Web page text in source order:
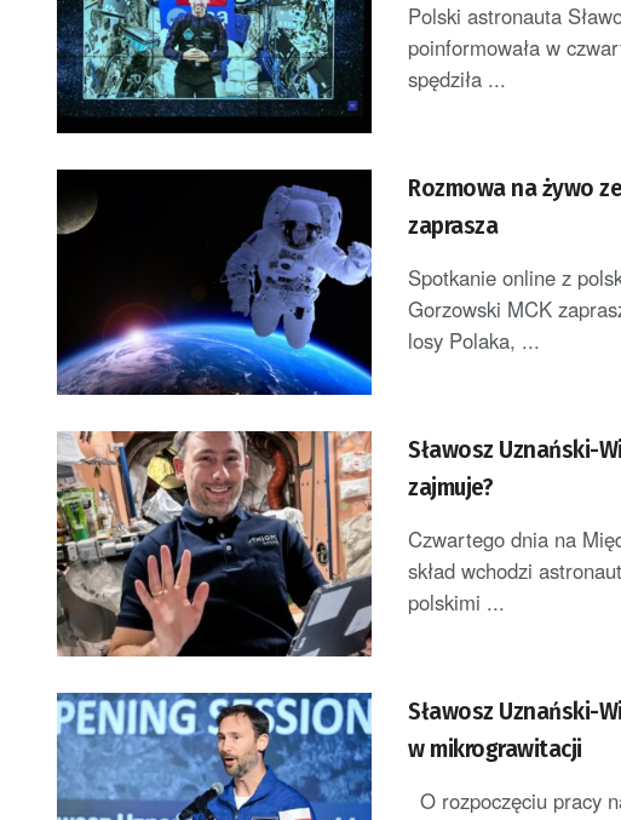
Polski astronauta
poinformowała w
spędziła ...
Rozmowa na żywo
zaprasza
Spotkanie online z
Gorzowski MCK
losy Polaka, ...
Sławosz Uznański-
zajmuje?
Czwartego dnia na
skład wchodzi
polskimi ...
Sławosz Uznański-
w mikrograwitacji
O rozpoczęciu pracy